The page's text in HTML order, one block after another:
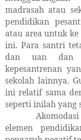
madrasah atau
pendidikan
atau area untuk
ini. Para santri
dan uan dan
kepesantrenan
sekolah lainnya.
ini relatif sama
seperti inilah yang
elemen